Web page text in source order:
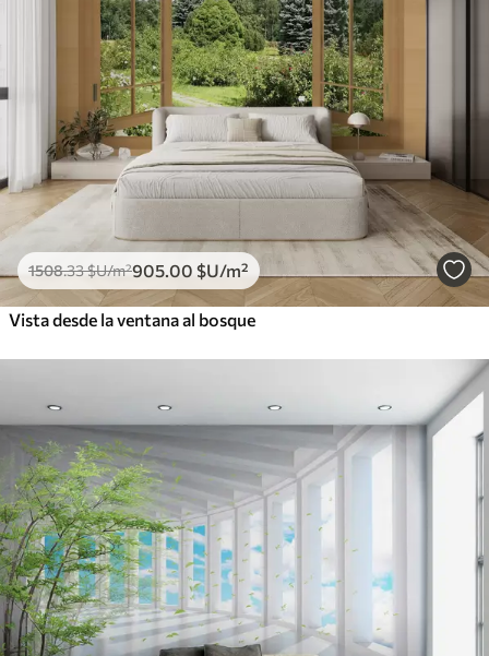
1508.33$U/m²905 .00 $U/m²
Vista desde la ventana al bosque